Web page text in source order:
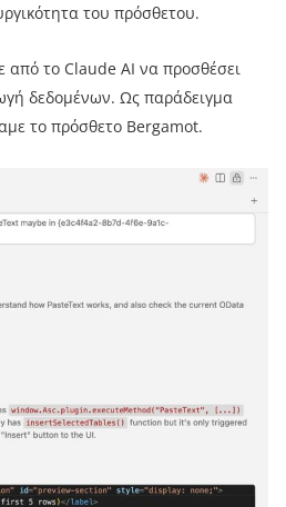
του πρόσθετου.
από το Claude AI να προσθέσει
δεδομένων. Ως παράδειγμα
το πρόσθετο Bergamot.